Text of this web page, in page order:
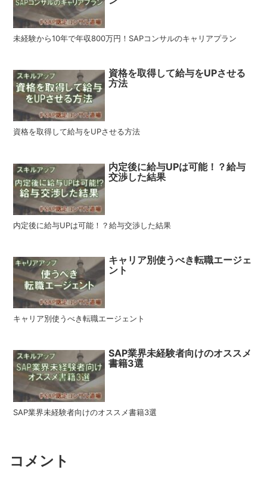
未経験から10年で年収800万円！SAPコンサルのキャリアプラン
資格を取得して給与をUPさせる
方法
資格を取得して給与をUPさせる方法
内定後に給与UPは可能！？給与
交渉した結果
内定後に給与UPは可能！？給与交渉した結果
キャリア別使うべき転職エージェ
ント
キャリア別使うべき転職エージェント
SAP業界未経験者向けのオススメ
書籍3選
SAP業界未経験者向けのオススメ書籍3選
コメント